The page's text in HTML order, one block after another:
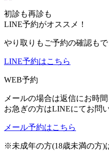
初診も再診も
LINE予約がオススメ！
やり取りもご予約の確認もで
LINE予約はこちら
WEB予約
メールの場合は返信にお時
お急ぎの方はLINEにてお問
メール予約はこちら
※未成年の方(18歳未満の方)